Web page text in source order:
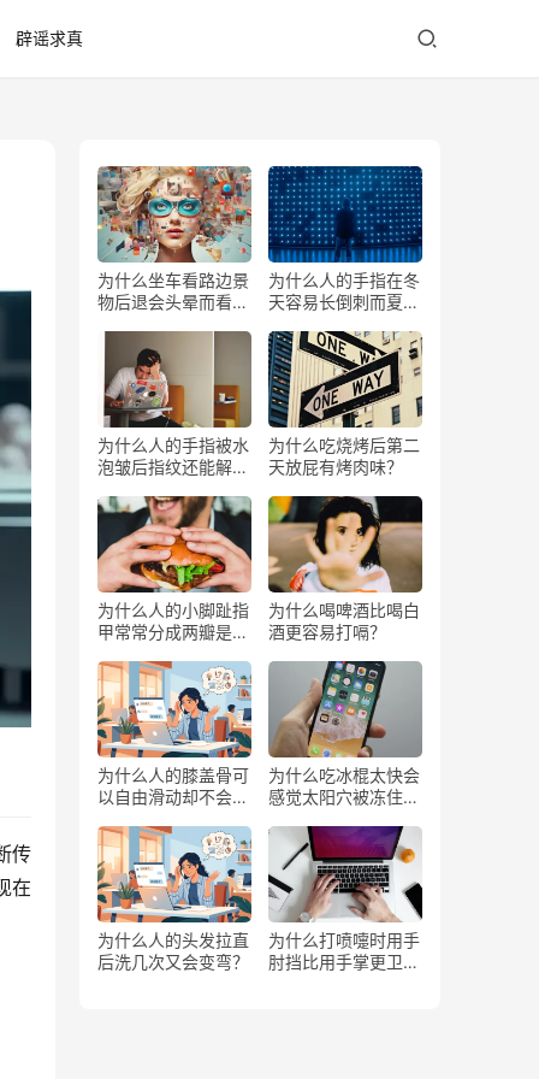
辟谣求真
传
在
为什么坐车看路边景
物后退会头晕而看前
为什么人的手指在冬
天容易长倒刺而夏天
为什么人的手指被水
泡皱后指纹还能解锁
为什么吃烧烤后第二
天放屁有烤肉味？
为什么人的小脚趾指
甲常常分成两瓣是返
为什么喝啤酒比喝白
酒更容易打嗝？
为什么人的膝盖骨可
以自由滑动却不会掉
为什么吃冰棍太快会
感觉太阳穴被冻住了
为什么人的头发拉直
后洗几次又会变弯？
为什么打喷嚏时用手
肘挡比用手掌更卫